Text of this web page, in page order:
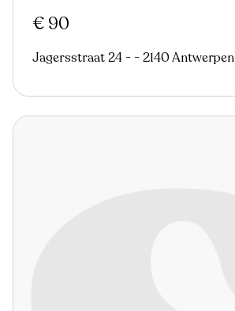
€ 90
Jagersstraat 24 - - 2140 Antwerpen